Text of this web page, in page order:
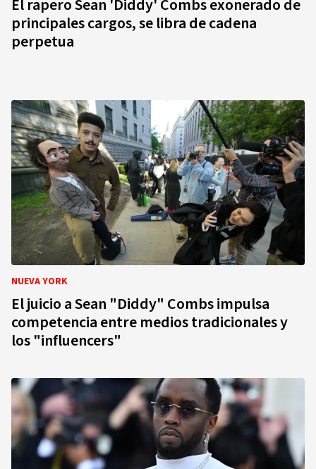
El rapero Sean 'Diddy' Combs exonerado de
principales cargos, se libra de cadena
perpetua
NUEVA YORK
El juicio a Sean "Diddy" Combs impulsa
competencia entre medios tradicionales y
los "influencers"